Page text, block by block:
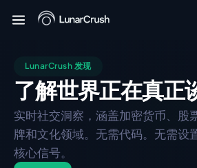
LunarCrush 发现
了解世界正在真正
实时社交洞察，涵盖加密货币、股
牌和文化领域。无需代码。无需设
核心信号。